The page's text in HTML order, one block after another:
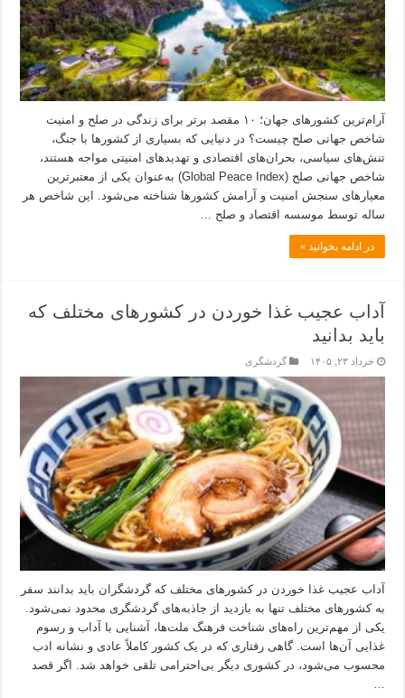
آرام‌ترین کشورهای جهان؛ ۱۰ مقصد برتر برای زندگی در صلح و امنیت
شاخص جهانی صلح چیست؟ در دنیایی که بسیاری از کشورها با جنگ،
تنش‌های سیاسی، بحران‌های اقتصادی و تهدیدهای امنیتی مواجه هستند،
شاخص جهانی صلح (Global Peace Index) به‌عنوان یکی از معتبرترین
معیارهای سنجش امنیت و آرامش کشورها شناخته می‌شود. این شاخص هر
ساله توسط موسسه اقتصاد و صلح …
در ادامه بخوانید »
آداب عجیب غذا خوردن در کشورهای مختلف که
باید بدانید
خرداد ۲۳, ۱۴۰۵ گردشگری
آداب عجیب غذا خوردن در کشورهای مختلف که گردشگران باید بدانند سفر
به کشورهای مختلف تنها به بازدید از جاذبه‌های گردشگری محدود نمی‌شود.
یکی از مهم‌ترین راه‌های شناخت فرهنگ ملت‌ها، آشنایی با آداب و رسوم
غذایی آن‌ها است. گاهی رفتاری که در یک کشور کاملاً عادی و نشانه ادب
محسوب می‌شود، در کشوری دیگر بی‌احترامی تلقی خواهد شد. اگر قصد